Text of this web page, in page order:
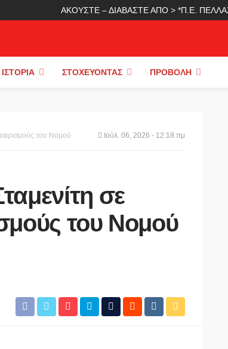
ΑΚΟΥΣΤΕ – ΔΙΑΒΑΣΤΕ ΑΠΟ > *Π.Ε.
ΙΣΤΟΡΊΑ ΣΤΟΧΕΎΟΝΤΑΣ ΠΡΟΒΟΛΉ
του Νομού Ιούλ. 06, 2026 - 12:18 πμ
σε
του Νομού